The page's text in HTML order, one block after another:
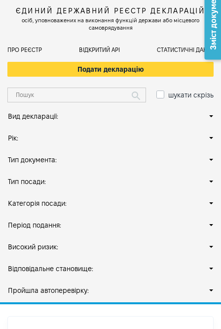
ЄДИНИЙ ДЕРЖАВНИЙ РЕЄСТР ДЕКЛАРАЦІЙ
осіб, уповноважених на виконання функцій держави або місцевого
самоврядування
ПРО РЕЄСТР ВІДКРИТИЙ АРІ СТАТИСТИЧНІ ДАНІ
Подати декларацію
шукати скрізь
Вид декларації:
Рік:
Тип документа:
Тип посади:
Категорія посади:
Період подання:
Високий ризик:
Відповідальне становище:
Пройшла автоперевірку:
Зміст документа